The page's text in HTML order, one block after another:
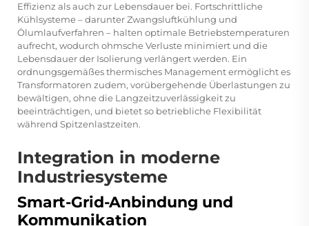
Effizienz als auch zur Lebensdauer bei. Fortschrittliche
Kühlsysteme – darunter Zwangsluftkühlung und
Ölumlaufverfahren – halten optimale Betriebstemperaturen
aufrecht, wodurch ohmsche Verluste minimiert und die
Lebensdauer der Isolierung verlängert werden. Ein
ordnungsgemäßes thermisches Management ermöglicht es
Transformatoren zudem, vorübergehende Überlastungen zu
bewältigen, ohne die Langzeitzuverlässigkeit zu
beeinträchtigen, und bietet so betriebliche Flexibilität
während Spitzenlastzeiten.
Integration in moderne
Industriesysteme
Smart-Grid-Anbindung und
Kommunikation